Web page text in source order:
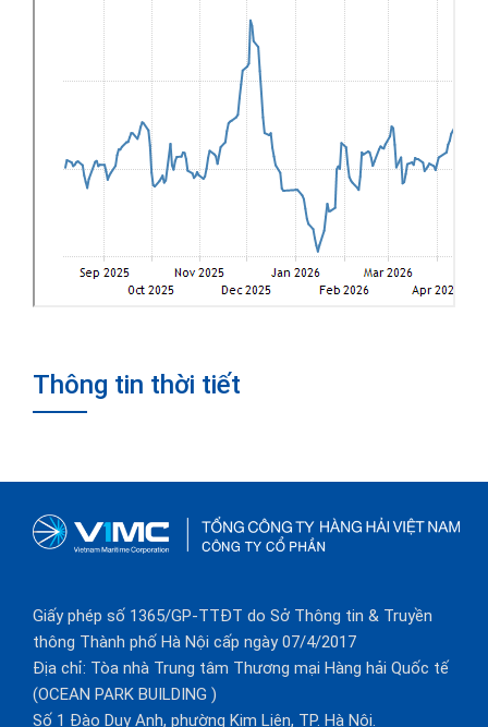
Thông tin thời tiết
Giấy phép số 1365/GP-TTĐT do Sở Thông tin & Truyền
thông Thành phố Hà Nội cấp ngày 07/4/2017
Địa chỉ: Tòa nhà Trung tâm Thương mại Hàng hải Quốc tế
(OCEAN PARK BUILDING )
Số 1 Đào Duy Anh, phường Kim Liên, TP. Hà Nội.